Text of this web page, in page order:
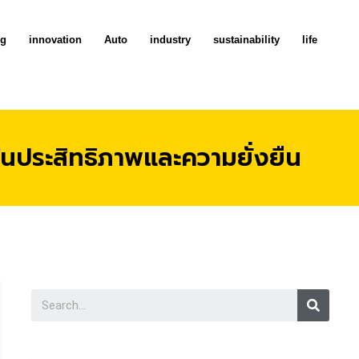
innovation Auto industry sustainability life
ระสิทธิภาพและความยั่งยืน